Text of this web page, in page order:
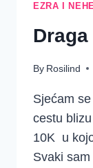
EZRA I
By Rosilind
Sjećam
cestu
10K u
Svaki